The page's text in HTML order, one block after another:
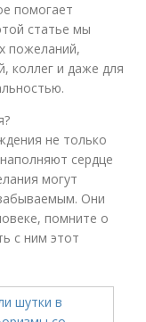
помогает
статье мы
пожеланий,
коллег и даже для
не только
сердце
могут
Они
помните о
с ним этот